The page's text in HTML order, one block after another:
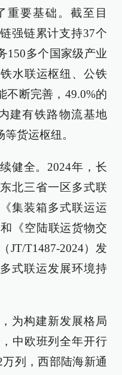
重要基础。截至目
强链累计支持37个
150多个国家级产业
水联运枢纽、公铁
不断完善，49.0%的
建有铁路物流基地
货运枢纽。
健全。2024年，长
北三省一区多式联
集装箱多式联运运
《空陆联运货物交
JT/T1487-2024）发
式联运发展环境持
为构建新发展格局
中欧班列全年开行
列，西部陆海新通